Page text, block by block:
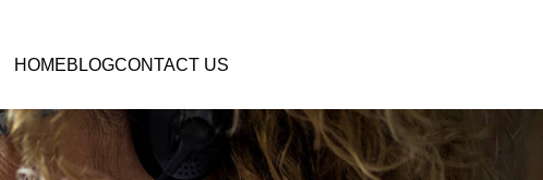
HOMEBLOGCONTACT US